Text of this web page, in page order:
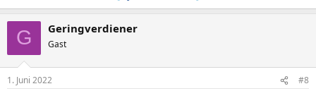
G Geringverdiener
Gast
1. Juni 2022 #8